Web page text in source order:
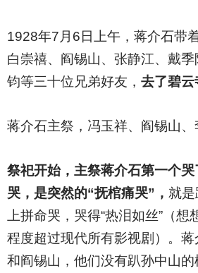
1928年7月6日上午，蒋介石带
白崇禧、阎锡山、张静江、戴
钧等三十位兄弟好友， 去了碧云
蒋介石主祭，冯玉祥、阎锡山、
祭祀开始，主祭蒋介石第一个
哭，是突然的“抚棺痛哭”， 就
上拼命哭，哭得“热泪如丝”（
程度超过现代所有影视剧）。
和阎锡山，他们没有趴孙中山